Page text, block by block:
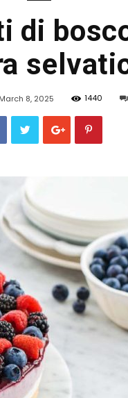
Profumi
Sapori
di
March 8, 2025 1440